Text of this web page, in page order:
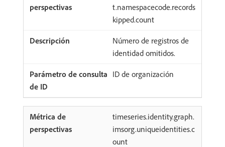
t.namespacecode.records
kipped.count
Número de registros de
identidad omitidos.
ID de organización
timeseries.identity.graph.
imsorg.uniqueidentities.c
ount